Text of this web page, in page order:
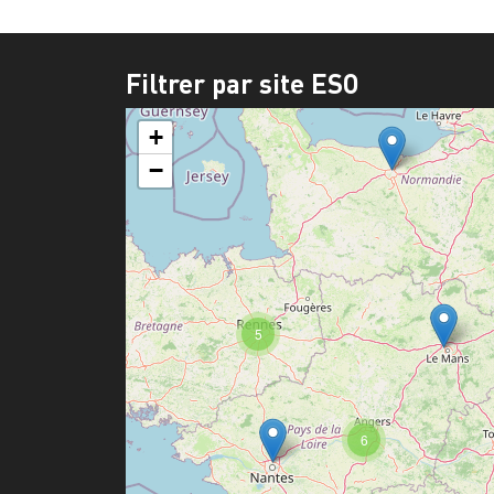
Filtrer par site ESO
6
5
+
−